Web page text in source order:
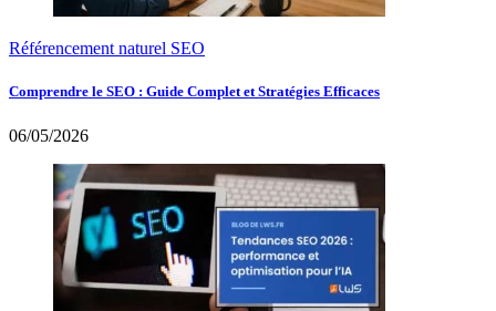
Référencement naturel SEO
Comprendre le SEO : Guide Complet et Stratégies Efficaces
06/05/2026